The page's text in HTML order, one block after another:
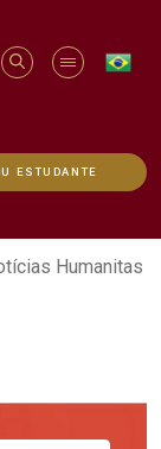
ESTUDANTE
- Unicap
Humanitas